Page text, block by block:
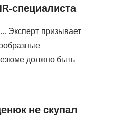
специалиста
Эксперт призывает
должно быть
не скупал